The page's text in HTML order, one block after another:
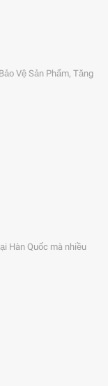
Vệ Sản Phẩm, Tăng
Hàn Quốc mà nhiều